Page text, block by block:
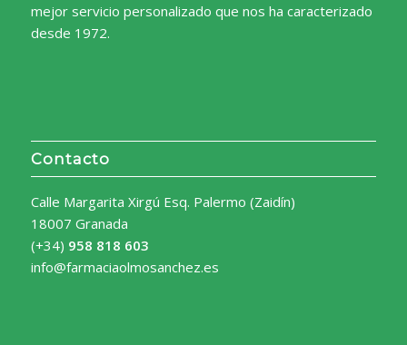
mejor servicio personalizado que nos ha caracterizado
desde 1972.
Contacto
Calle Margarita Xirgú Esq. Palermo (Zaidín)
18007 Granada
(+34) 958 818 603
info@farmaciaolmosanchez.es